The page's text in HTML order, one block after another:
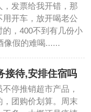
发票给我开错，那
开车，放开喝老公
，400不到有几份小
像假的难喝......
接待,安排住宿吗
停推销超市产品，
团购价划算。周末